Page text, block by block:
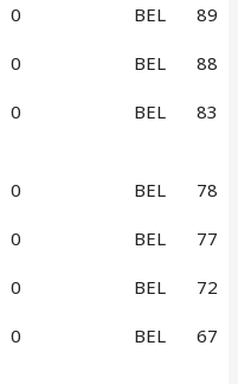
0 BEL 89
0 BEL 88
0 BEL 83
0 BEL 78
0 BEL 77
0 BEL 72
0 BEL 67